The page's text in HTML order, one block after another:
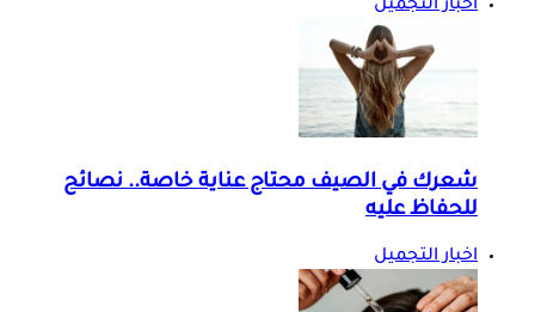
اخبار التجميل
شعرك في الصيف محتاج عناية خاصة.. نصائح
للحفاظ عليه
اخبار التجميل